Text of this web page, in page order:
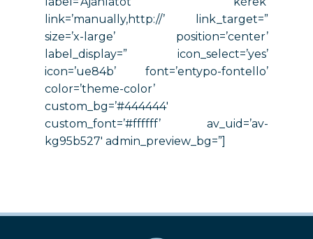
link=’manually,http://’ link_target=”
size=’x-large’ position=’center’
label_display=” icon_select=’yes’
icon=’ue84b’ font=’entypo-fontello’
color=’theme-color’
custom_bg=’#444444′
custom_font=’#ffffff’ av_uid=’av-
kg95b527′ admin_preview_bg=”]